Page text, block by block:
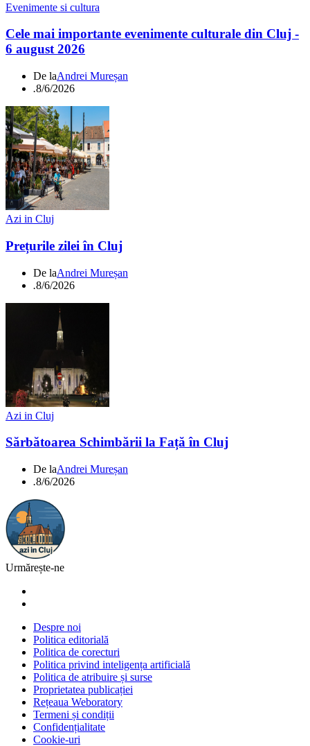
Evenimente si cultura
Cele mai importante evenimente culturale din Cluj -
6 august 2026
De laAndrei Mureșan
.8/6/2026
Azi in Cluj
Prețurile zilei în Cluj
De laAndrei Mureșan
.8/6/2026
Azi in Cluj
Sărbătoarea Schimbării la Față în Cluj
De laAndrei Mureșan
.8/6/2026
Urmărește-ne
Despre noi
Politica editorială
Politica de corecturi
Politica privind inteligența artificială
Politica de atribuire și surse
Proprietatea publicației
Rețeaua Weboratory
Termeni și condiții
Confidențialitate
Cookie-uri